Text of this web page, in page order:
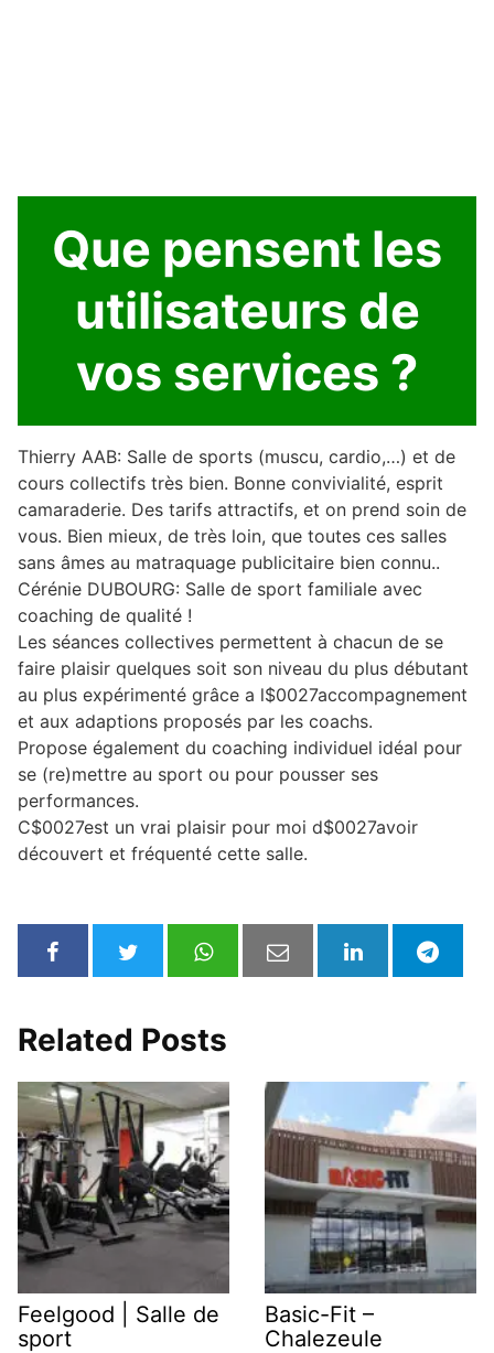
Que pensent les
utilisateurs de
vos services ?
Thierry AAB: Salle de sports (muscu, cardio,…) et de
cours collectifs très bien. Bonne convivialité, esprit
camaraderie. Des tarifs attractifs, et on prend soin de
vous. Bien mieux, de très loin, que toutes ces salles
sans âmes au matraquage publicitaire bien connu..
Cérénie DUBOURG: Salle de sport familiale avec
coaching de qualité !
Les séances collectives permettent à chacun de se
faire plaisir quelques soit son niveau du plus débutant
au plus expérimenté grâce a l$0027accompagnement
et aux adaptions proposés par les coachs.
Propose également du coaching individuel idéal pour
se (re)mettre au sport ou pour pousser ses
performances.
C$0027est un vrai plaisir pour moi d$0027avoir
découvert et fréquenté cette salle.
Related Posts
Feelgood | Salle de
sport
Basic-Fit –
Chalezeule